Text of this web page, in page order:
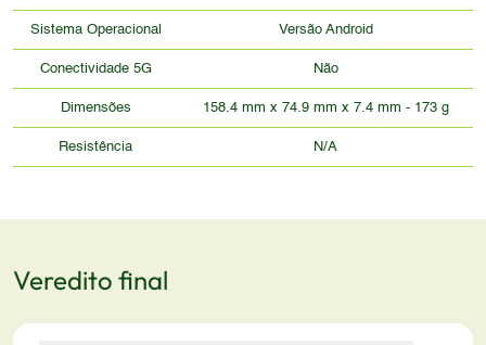
Sistema Operacional Versão Android
Conectividade 5G Não
Dimensões 158.4 mm x 74.9 mm x 7.4 mm - 173 g
Resistência N/A
Veredito final